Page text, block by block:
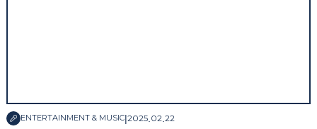
ENTERTAINMENT & MUSIC|2025. 02. 22